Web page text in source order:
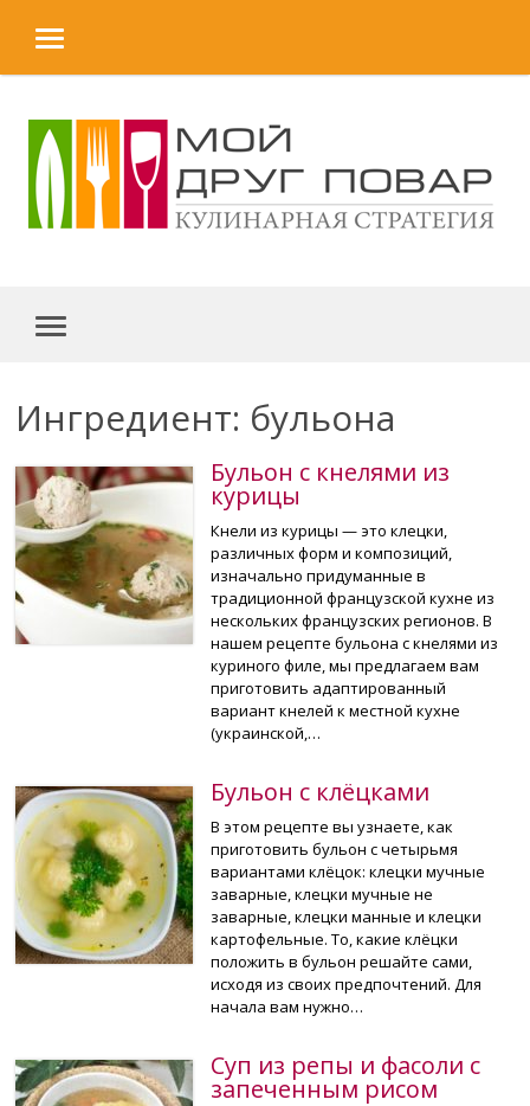
MENU
MENU
Ингредиент: бульона
Бульон с кнелями из
курицы
Кнели из курицы — это клецки,
различных форм и композиций,
изначально придуманные в
традиционной французской кухне из
нескольких французских регионов. В
нашем рецепте бульона с кнелями из
куриного филе, мы предлагаем вам
приготовить адаптированный
вариант кнелей к местной кухне
(украинской,…
Бульон с клёцками
В этом рецепте вы узнаете, как
приготовить бульон с четырьмя
вариантами клёцок: клецки мучные
заварные, клецки мучные не
заварные, клецки манные и клецки
картофельные. То, какие клёцки
положить в бульон решайте сами,
исходя из своих предпочтений. Для
начала вам нужно…
Суп из репы и фасоли с
запеченным рисом